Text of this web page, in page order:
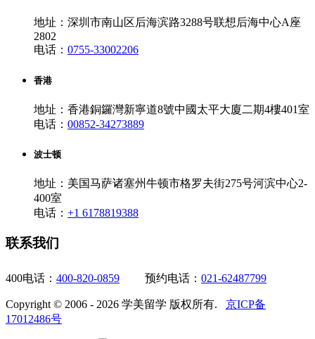
地址：深圳市南山区后海滨路3288号联想后海中心A座
2802
电话： 0755-33002206
香港
地址：香港銅鑼灣新寧道8號中國太平大廈二期4樓401室
电话： 00852-34273889
波士顿
地址：美国马萨诸塞州牛顿市格罗夫街275号河滨中心2-
400室
电话： +1 6178819388
联系我们
400电话： 400-820-0859 预约电话： 021-62487799
Copyright © 2006 - 2026 学美留学 版权所有. 京ICP备
17012486号